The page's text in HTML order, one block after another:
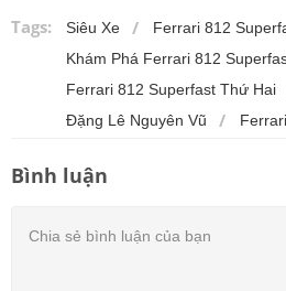
Tags: Siêu Xe
Ferrari 812
Khám Phá Ferrari 812
Ferrari 812 Superfast Thứ Hai
Đặng Lê Nguyên Vũ
Bình luận